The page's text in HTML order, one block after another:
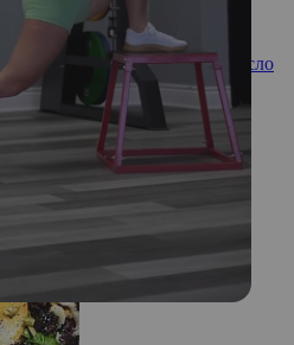
вот авокадо и оливковое масло